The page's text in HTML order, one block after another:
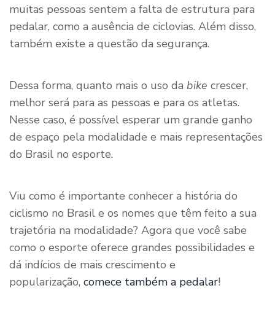
muitas pessoas sentem a falta de estrutura para
pedalar, como a ausência de ciclovias. Além disso,
também existe a questão da segurança.
Dessa forma, quanto mais o uso da bike crescer,
melhor será para as pessoas e para os atletas.
Nesse caso, é possível esperar um grande ganho
de espaço pela modalidade e mais representações
do Brasil no esporte.
Viu como é importante conhecer a história do
ciclismo no Brasil e os nomes que têm feito a sua
trajetória na modalidade? Agora que você sabe
como o esporte oferece grandes possibilidades e
dá indícios de mais crescimento e
popularização, comece também a pedalar!